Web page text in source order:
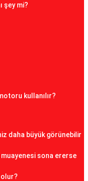
şey mi?
kullanılır?
daha büyük görünebilir
sona ererse
olur?